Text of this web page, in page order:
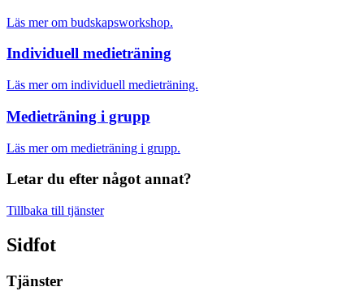
Läs mer om budskapsworkshop.
Individuell medieträning
Läs mer om individuell medieträning.
Medieträning i grupp
Läs mer om medieträning i grupp.
Letar du efter något annat?
Tillbaka till tjänster
Sidfot
Tjänster